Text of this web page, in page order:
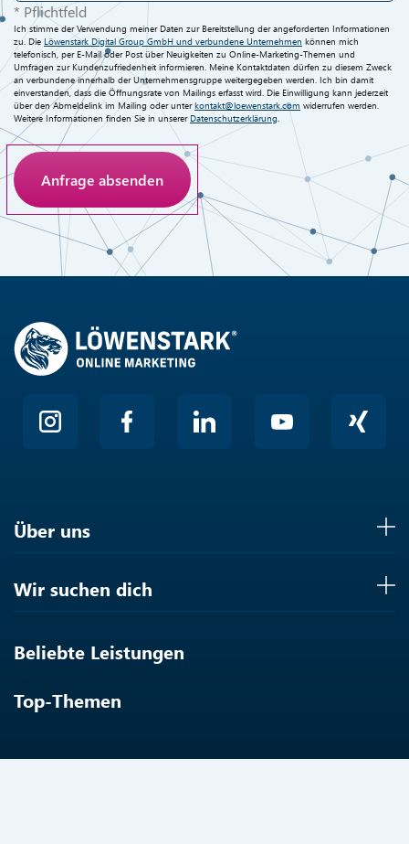
* Pflichtfeld
Ich stimme der Verwendung meiner Daten zur Bereitstellung der angeforderten Informationen
zu. Die Löwenstark Digital Group GmbH und verbundene Unternehmen können mich
telefonisch, per E-Mail oder Post über Neuigkeiten zu Online-Marketing-Themen und
Umfragen zur Kundenzufriedenheit informieren. Meine Kontaktdaten dürfen zu diesem Zweck
an verbundene innerhalb der Unternehmensgruppe weitergegeben werden. Ich bin damit
einverstanden, dass die Öffnungsrate von Mailings erfasst wird. Die Einwilligung kann jederzeit
über den Abmeldelink im Mailing oder unterkontakt@loewenstark.com widerrufen werden.
Weitere Informationen finden Sie in unserer Datenschutzerklärung
Anti-Roboter-Verifizierung
Hier klicken
Über uns
Wir suchen dich
Beliebte Leistungen
Top-Themen